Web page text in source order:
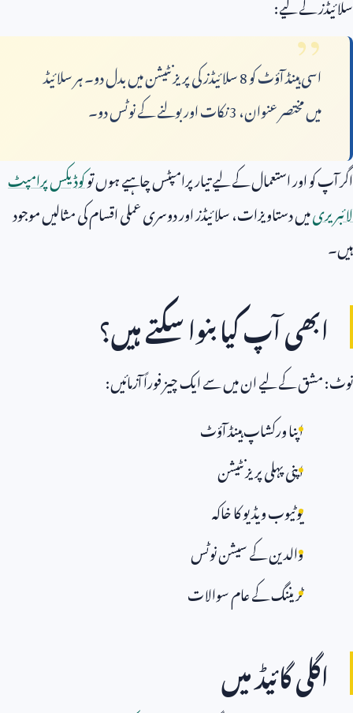
اسی ہینڈ آؤٹ کو8سلائیڈز کی پریزنٹیشن میں بدل دو۔ ہر سلائیڈ
میں مختصر عنوان،3نکات اور بولنے کے نوٹس دو۔
اگر آپ کو اور استعمال کے لیے تیار پرامپٹس چاہیے ہوں توکوڈیکس پرامپٹ
لائبریریمیں دستاویزات، سلائیڈز اور دوسری عملی اقسام کی مثالیں موجود
ہیں۔
ابھی آپ کیا بنوا سکتے ہیں؟
نوٹ: مشق کے لیے ان میں سے ایک چیز فوراً آزمائیں:
اپنا ورکشاپ ہینڈ آؤٹ
اپنی پہلی پریزنٹیشن
یوٹیوب ویڈیو کا خاکہ
والدین کے سیشن نوٹس
ٹریننگ کے عام سوالات
اگلی گائیڈ میں